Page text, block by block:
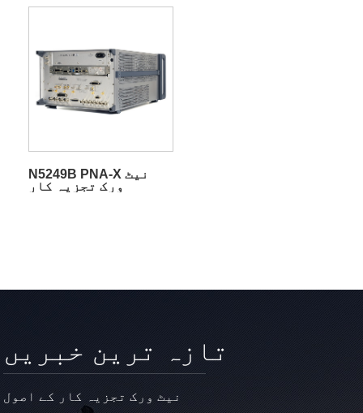
N5249B PNA-X نیٹ
ورک تجزیہ کار
تازہ ترین خبریں
نیٹ ورک تجزیہ کار کے اصول